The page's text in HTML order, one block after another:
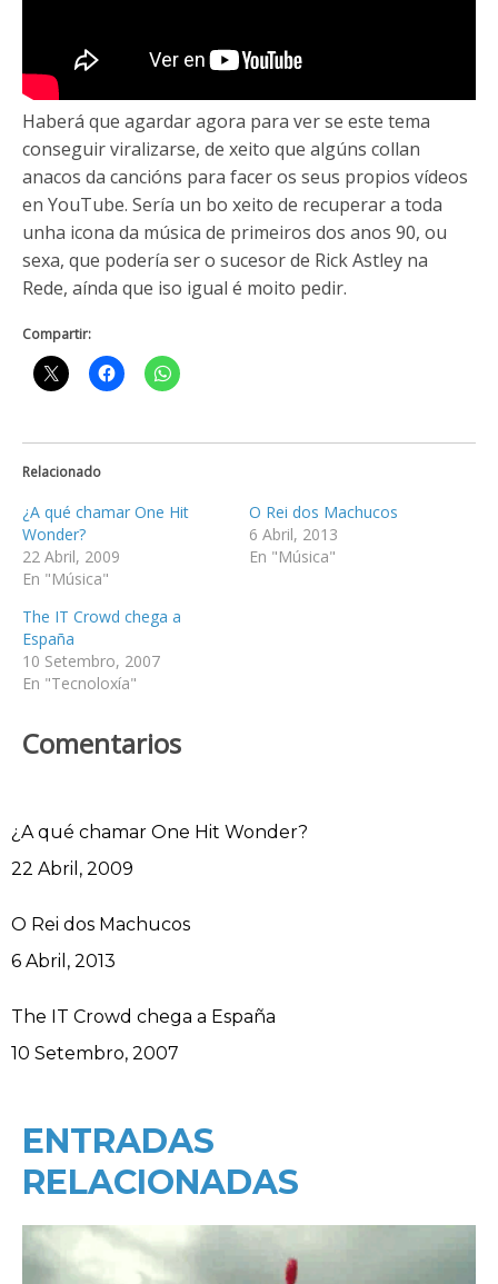
Haberá que agardar agora para ver se este tema
conseguir viralizarse, de xeito que algúns collan
anacos da cancións para facer os seus propios vídeos
en YouTube. Sería un bo xeito de recuperar a toda
unha icona da música de primeiros dos anos 90, ou
sexa, que podería ser o sucesor de Rick Astley na
Rede, aínda que iso igual é moito pedir.
Compartir:
Relacionado
¿A qué chamar One Hit
Wonder?
22 Abril, 2009
En "Música"
O Rei dos Machucos
6 Abril, 2013
En "Música"
The IT Crowd chega a
España
10 Setembro, 2007
En "Tecnoloxía"
Comentarios
¿A qué chamar One Hit Wonder?
Data
22 Abril, 2009
O Rei dos Machucos
Data
6 Abril, 2013
The IT Crowd chega a España
Data
10 Setembro, 2007
ENTRADAS
RELACIONADAS